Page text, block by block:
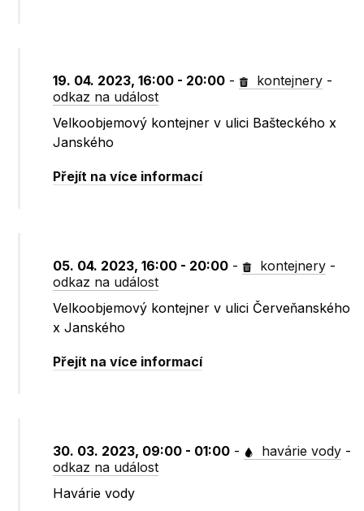
19. 04. 2023, 16:00 - 20:00 - kontejnery -
odkaz na událost
Velkoobjemový kontejner v ulici Bašteckého x
Janského
Přejít na více informací
05. 04. 2023, 16:00 - 20:00 - kontejnery -
odkaz na událost
Velkoobjemový kontejner v ulici Červeňanského
x Janského
Přejít na více informací
30. 03. 2023, 09:00 - 01:00 - havárie vody -
odkaz na událost
Havárie vody